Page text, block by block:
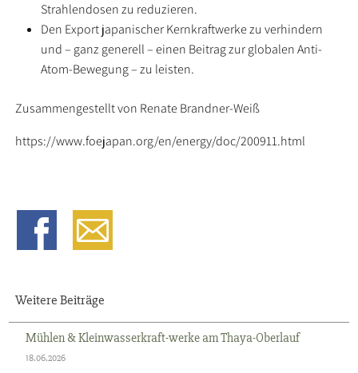
Strahlendosen zu reduzieren.
Den Export japanischer Kernkraftwerke zu verhindern
und – ganz generell – einen Beitrag zur globalen Anti-
Atom-Bewegung – zu leisten.
Zusammengestellt von Renate Brandner-Weiß
https://www.foejapan.org/en/energy/doc/200911.html
Weitere Beiträge
Mühlen & Kleinwasserkraft-werke am Thaya-Oberlauf
18.06.2026